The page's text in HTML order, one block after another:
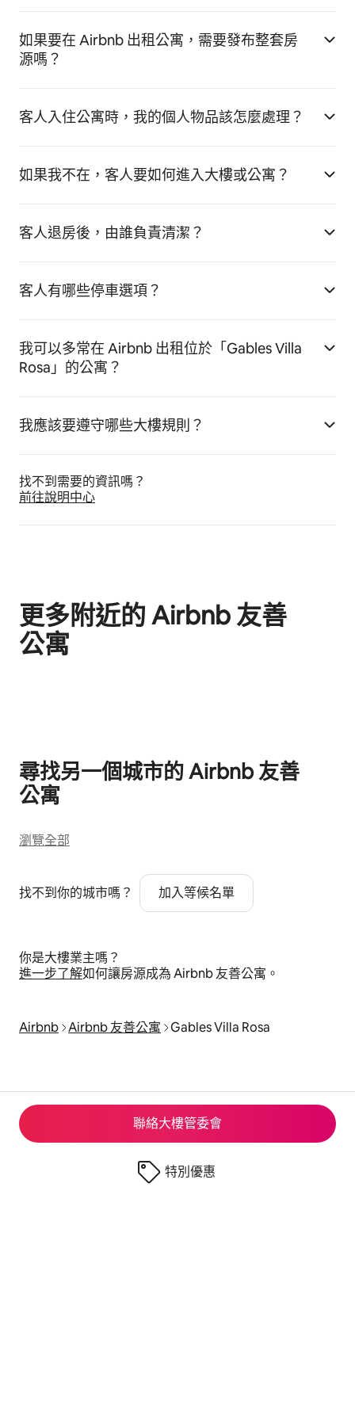
聯絡大樓管委會
特別優惠
如果要在 Airbnb 出租公寓，需要發布整套房
源嗎？
客人入住公寓時，我的個人物品該怎麼處理？
如果我不在，客人要如何進入大樓或公寓？
客人退房後，由誰負責清潔？
客人有哪些停車選項？
我可以多常在 Airbnb 出租位於「Gables Villa
Rosa」的公寓？
我應該要遵守哪些大樓規則？
找不到需要的資訊嗎⁠？
前往說明中心
更多附近的 Airbnb 友⁠善
公⁠寓
尋找另一個城市的 Airbnb 友⁠善
公⁠寓
瀏覽全部
找不到你的城市嗎？ 加入等候名單
你是大樓業主嗎？
進⁠一⁠步了⁠解如何讓房源成為 Airbnb 友善公寓⁠。
Airbnb Airbnb 友善公寓 Gables Villa Rosa